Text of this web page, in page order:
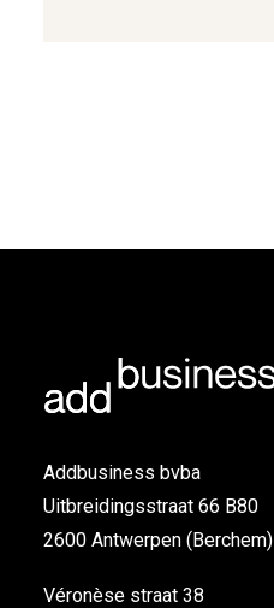
Addbusiness bvba
Uitbreidingsstraat 66 B80
2600 Antwerpen (Berchem)
Véronèse straat 38